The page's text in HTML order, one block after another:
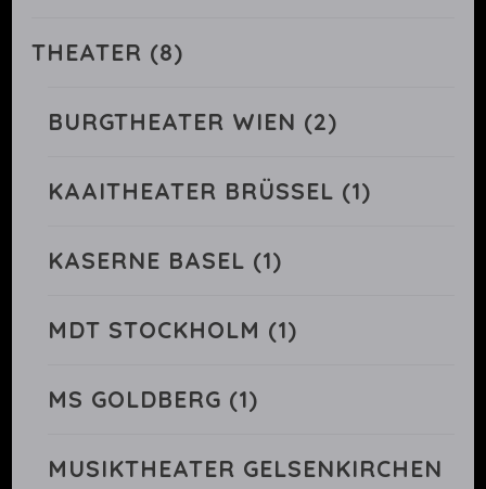
THEATER (8)
BURGTHEATER WIEN (2)
KAAITHEATER BRÜSSEL (1)
KASERNE BASEL (1)
MDT STOCKHOLM (1)
MS GOLDBERG (1)
MUSIKTHEATER GELSENKIRCHEN